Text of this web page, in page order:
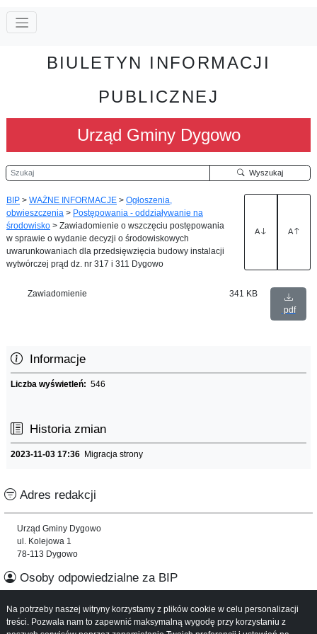
BIULETYN INFORMACJI
PUBLICZNEJ
Urząd Gminy Dygowo
Szukaj Wyszukaj
BIP > WAŻNE INFORMACJE > Ogłoszenia,
obwieszczenia > Postępowania - oddziaływanie na
środowisko > Zawiadomienie o wszczęciu postępowania
w sprawie o wydanie decyzji o środowiskowych
uwarunkowaniach dla przedsięwzięcia budowy instalacji
wytwórczej prąd dz. nr 317 i 311 Dygowo
A A
Zawiadomienie
341 KB
pdf
Informacje
Liczba wyświetleń: 546
Historia zmian
2023-11-03 17:36 Migracja strony
Adres redakcji
Urząd Gminy Dygowo
ul. Kolejowa 1
78-113 Dygowo
Osoby odpowiedzialne za BIP
Informacje o serwisie
Na potrzeby naszej witryny korzystamy z plików cookie w celu personalizacji
treści. Pozwala nam to zapewnić maksymalną wygodę przy korzystaniu z